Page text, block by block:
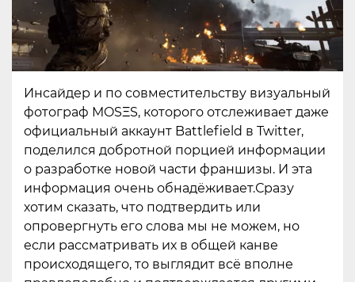
Инсайдер и по совместительству визуальный
фотограф MOSΞS, которого отслеживает даже
официальный аккаунт Battlefield в Twitter,
поделился добротной порцией информации
о разработке новой части франшизы. И эта
информация очень обнадёживает.Сразу
хотим сказать, что подтвердить или
опровергнуть его слова мы не можем, но
если рассматривать их в общей канве
происходящего, то выглядит всё вполне